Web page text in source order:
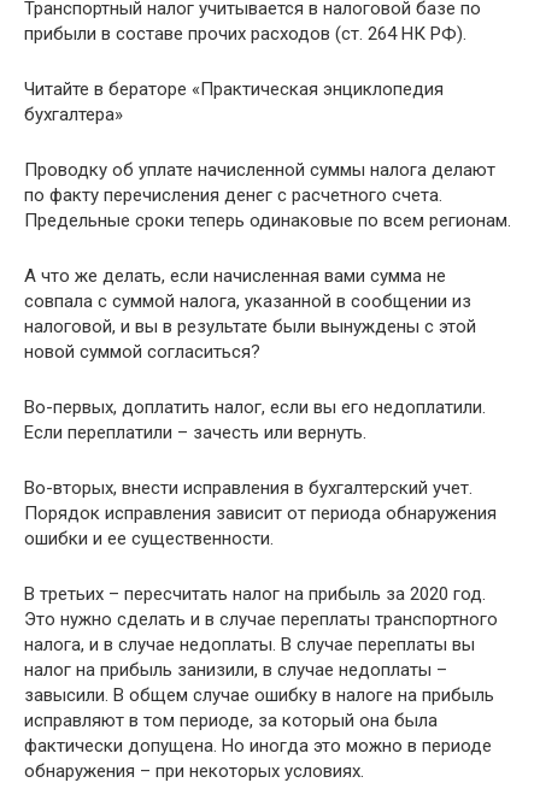
Транспортный налог учитывается в налоговой базе по
прибыли в составе прочих расходов (ст. 264 НК РФ).
Читайте в бераторе «Практическая энциклопедия
бухгалтера»
Проводку об уплате начисленной суммы налога делают
по факту перечисления денег с расчетного счета.
Предельные сроки теперь одинаковые по всем регионам.
А что же делать, если начисленная вами сумма не
совпала с суммой налога, указанной в сообщении из
налоговой, и вы в результате были вынуждены с этой
новой суммой согласиться?
Во-первых, доплатить налог, если вы его недоплатили.
Если переплатили – зачесть или вернуть.
Во-вторых, внести исправления в бухгалтерский учет.
Порядок исправления зависит от периода обнаружения
ошибки и ее существенности.
В третьих – пересчитать налог на прибыль за 2020 год.
Это нужно сделать и в случае переплаты транспортного
налога, и в случае недоплаты. В случае переплаты вы
налог на прибыль занизили, в случае недоплаты –
завысили. В общем случае ошибку в налоге на прибыль
исправляют в том периоде, за который она была
фактически допущена. Но иногда это можно в периоде
обнаружения – при некоторых условиях.